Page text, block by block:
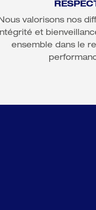
valorisons nos
et
ensemble dans le